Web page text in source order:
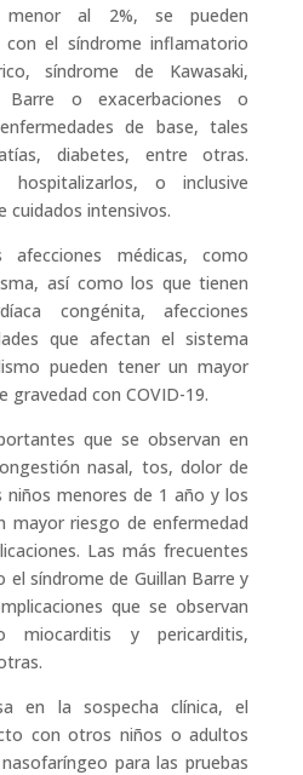
menor al 2%, se pueden
el síndrome inflamatorio
síndrome de Kawasaki,
Barre o exacerbaciones o
de base, tales
diabetes, entre otras.
hospitalizarlos, o inclusive
cuidados intensivos.
médicas, como
así como los que tienen
congénita, afecciones
que afectan el sistema
pueden tener un mayor
gravedad con COVID-19.
que se observan en
nasal, tos, dolor de
niños menores de 1 año y los
mayor riesgo de enfermedad
Las más frecuentes
síndrome de Guillan Barre y
que se observan
miocarditis y pericarditis,
en la sospecha clínica, el
con otros niños o adultos
para las pruebas